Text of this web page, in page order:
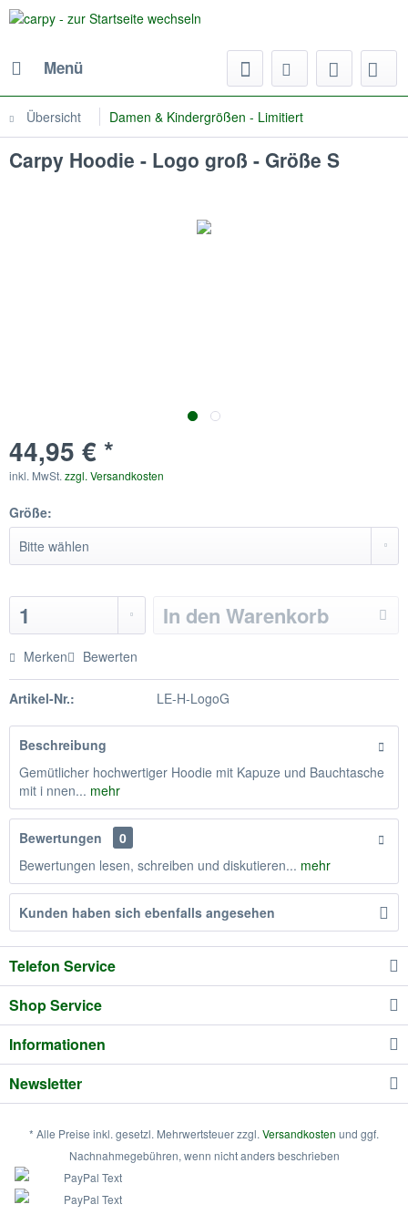
Menü
Übersicht Damen & Kindergrößen - Limitiert
Carpy Hoodie - Logo groß - Größe S
44,95 € *
inkl. MwSt. zzgl. Versandkosten
Größe:
In den Warenkorb
Merken Bewerten
Artikel-Nr.: LE-H-LogoG
Beschreibung
Gemütlicher hochwertiger Hoodie mit Kapuze und Bauchtasche
mit i nnen... mehr
Bewertungen
0
Bewertungen lesen, schreiben und diskutieren... mehr
Kunden haben sich ebenfalls angesehen
Telefon Service
Shop Service
Informationen
Newsletter
* Alle Preise inkl. gesetzl. Mehrwertsteuer zzgl. Versandkosten und ggf.
Nachnahmegebühren, wenn nicht anders beschrieben